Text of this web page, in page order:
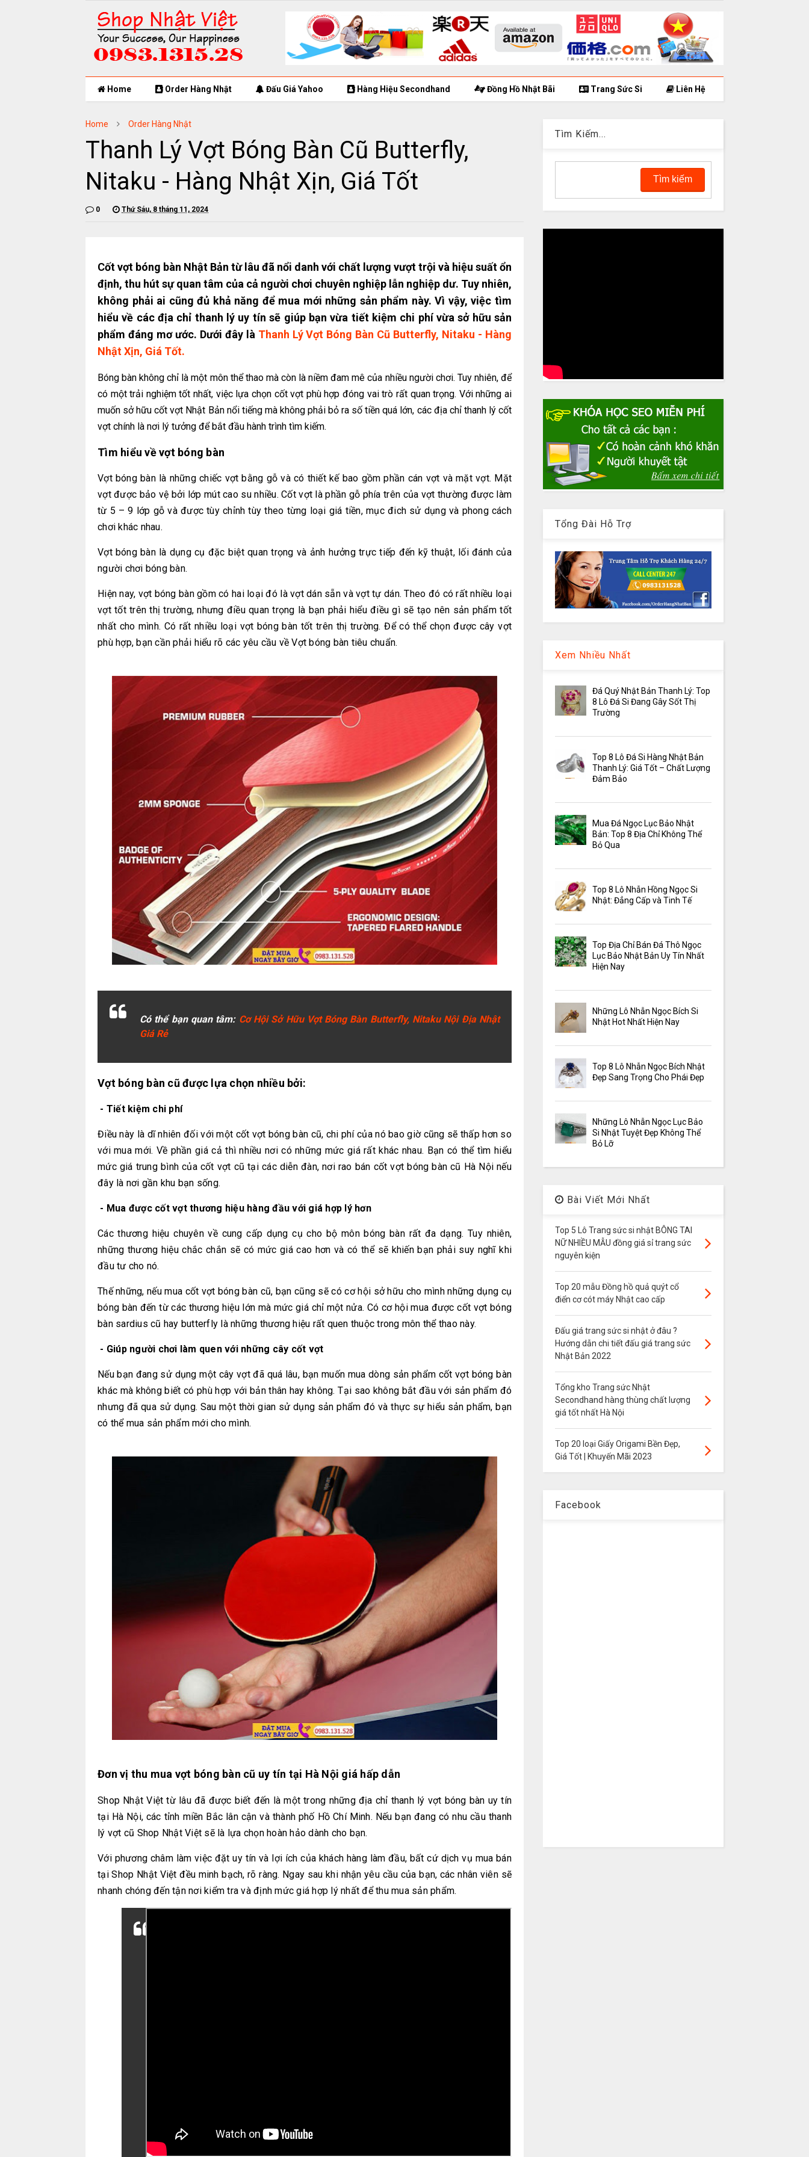
Home Order Hàng Nhật Đấu Giá Yahoo Hàng Hiệu Secondhand Đồng Hồ Nhật Bãi Trang Sức Si Liên Hệ
Home Order Hàng Nhật
Thanh Lý Vợt Bóng Bàn Cũ Butterfly,
Nitaku - Hàng Nhật Xịn, Giá Tốt
0 Thứ Sáu, 8 tháng 11, 2024
Cốt vợt bóng bàn Nhật Bản từ lâu đã nổi danh với chất lượng vượt trội và hiệu suất ổn
định, thu hút sự quan tâm của cả người chơi chuyên nghiệp lẫn nghiệp dư. Tuy nhiên,
không phải ai cũng đủ khả năng để mua mới những sản phẩm này. Vì vậy, việc tìm
hiểu về các địa chỉ thanh lý uy tín sẽ giúp bạn vừa tiết kiệm chi phí vừa sở hữu sản
phẩm đáng mơ ước. Dưới đây là Thanh Lý Vợt Bóng Bàn Cũ Butterfly, Nitaku - Hàng
Nhật Xịn, Giá Tốt.
Bóng bàn không chỉ là một môn thể thao mà còn là niềm đam mê của nhiều người chơi. Tuy nhiên, để
có một trải nghiệm tốt nhất, việc lựa chọn cốt vợt phù hợp đóng vai trò rất quan trọng. Với những ai
muốn sở hữu cốt vợt Nhật Bản nổi tiếng mà không phải bỏ ra số tiền quá lớn, các địa chỉ thanh lý cốt
vợt chính là nơi lý tưởng để bắt đầu hành trình tìm kiếm.
Tìm hiểu về vợt bóng bàn
Vợt bóng bàn là những chiếc vợt bằng gỗ và có thiết kế bao gồm phần cán vợt và mặt vợt. Mặt
vợt được bảo vệ bởi lớp mút cao su nhiều. Cốt vợt là phần gỗ phía trên của vợt thường được làm
từ 5 – 9 lớp gỗ và được tùy chỉnh tùy theo từng loại giá tiền, mục đich sử dụng và phong cách
chơi khác nhau.
Vợt bóng bàn là dụng cụ đặc biệt quan trọng và ảnh hưởng trực tiếp đến kỹ thuật, lối đánh của
người chơi bóng bàn.
Hiện nay, vợt bóng bàn gồm có hai loại đó là vợt dán sẵn và vợt tự dán.Theo đó có rất nhiều loại
vợt tốt trên thị trường, nhưng điều quan trọng là bạn phải hiểu điều gì sẽ tạo nên sản phẩm tốt
nhất cho mình. Có rất nhiều loại vợt bóng bàn tốt trên thị trường. Để có thể chọn được cây vợt
phù hợp, bạn cần phải hiểu rõ các yêu cầu về Vợt bóng bàn tiêu chuẩn.
Có thể bạn quan tâm: Cơ Hội Sở Hữu Vợt Bóng Bàn Butterfly, Nitaku Nội Địa Nhật
Giá Rẻ
Vợt bóng bàn cũ được lựa chọn nhiều bởi:
- Tiết kiệm chi phí
Điều này là dĩ nhiên đối với một cốt vợt bóng bàn cũ, chi phí của nó bao giờ cũng sẽ thấp hơn so
với mua mới. Về phần giá cả thì nhiều nơi có những mức giá rất khác nhau. Bạn có thể tìm hiểu
mức giá trung bình của cốt vợt cũ tại các diễn đàn, nơi rao bán cốt vợt bóng bàn cũ Hà Nội nếu
đây là nơi gần khu bạn sống.
- Mua được cốt vợt thương hiệu hàng đầu với giá hợp lý hơn
Các thương hiệu chuyên về cung cấp dụng cụ cho bộ môn bóng bàn rất đa dạng. Tuy nhiên,
những thương hiệu chắc chắn sẽ có mức giá cao hơn và có thể sẽ khiến bạn phải suy nghĩ khi
đầu tư cho nó.
Thế những, nếu mua cốt vợt bóng bàn cũ, bạn cũng sẽ có cơ hội sở hữu cho mình những dụng cụ
bóng bàn đến từ các thương hiệu lớn mà mức giá chỉ một nửa. Có cơ hội mua được cốt vợt bóng
bàn sardius cũ hay butterfly là những thương hiệu rất quen thuộc trong môn thể thao này.
- Giúp người chơi làm quen với những cây cốt vợt
Nếu bạn đang sử dụng một cây vợt đã quá lâu, bạn muốn mua dòng sản phẩm cốt vợt bóng bàn
khác mà không biết có phù hợp với bản thân hay không. Tại sao không bắt đầu với sản phẩm đó
nhưng đã qua sử dụng. Sau một thời gian sử dụng sản phẩm đó và thực sự hiểu sản phẩm, bạn
có thể mua sản phẩm mới cho mình.
Đơn vị thu mua vợt bóng bàn cũ uy tín tại Hà Nội giá hấp dẫn
Shop Nhật Việt từ lâu đã được biết đến là một trong những địa chỉ thanh lý vợt bóng bàn uy tín
tại Hà Nội, các tỉnh miền Bắc lân cận và thành phố Hồ Chí Minh. Nếu bạn đang có nhu cầu thanh
lý vợt cũ Shop Nhật Việt sẽ là lựa chọn hoàn hảo dành cho bạn.
Với phương châm làm việc đặt uy tín và lợi ích của khách hàng làm đầu, bất cứ dịch vụ mua bán
tạiShop Nhật Việt đều minh bạch, rõ ràng. Ngay sau khi nhận yêu cầu của bạn, các nhân viên sẽ
nhanh chóng đến tận nơi kiểm tra và định mức giá hợp lý nhất để thu mua sản phẩm.
Tìm Kiếm...
Tổng Đài Hỗ Trợ
Xem Nhiều Nhất
Đá Quý Nhật Bản Thanh Lý: Top
8 Lô Đá Si Đang Gây Sốt Thị
Trường
Top 8 Lô Đá Si Hàng Nhật Bản
Thanh Lý: Giá Tốt – Chất Lượng
Đảm Bảo
Mua Đá Ngọc Lục Bảo Nhật
Bản: Top 8 Địa Chỉ Không Thể
Bỏ Qua
Top 8 Lô Nhẫn Hồng Ngọc Si
Nhật: Đẳng Cấp và Tinh Tế
Top Địa Chỉ Bán Đá Thô Ngọc
Lục Bảo Nhật Bản Uy Tín Nhất
Hiện Nay
Những Lô Nhẫn Ngọc Bích Si
Nhật Hot Nhất Hiện Nay
Top 8 Lô Nhẫn Ngọc Bích Nhật
Đẹp Sang Trọng Cho Phái Đẹp
Những Lô Nhẫn Ngọc Lục Bảo
Si Nhật Tuyệt Đẹp Không Thể
Bỏ Lỡ
Bài Viết Mới Nhất
Top 5 Lô Trang sức si nhật BÔNG TAI
NỮ NHIỀU MẪU đồng giá sỉ trang sức
nguyên kiện
Top 20 mẫu Đồng hồ quả quýt cổ
điển cơ cót máy Nhật cao cấp
Đấu giá trang sức si nhật ở đâu ?
Hướng dẫn chi tiết đấu giá trang sức
Nhật Bản 2022
Tổng kho Trang sức Nhật
Secondhand hàng thùng chất lượng
giá tốt nhất Hà Nội
Top 20 loại Giấy Origami Bền Đẹp,
Giá Tốt | Khuyến Mãi 2023
Facebook